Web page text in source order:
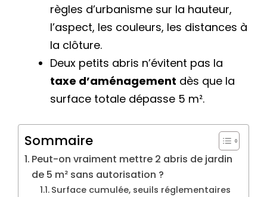
règles d’urbanisme sur la hauteur,
l’aspect, les couleurs, les distances à
la clôture.
Deux petits abris n’évitent pas la
taxe d’aménagement dès que la
surface totale dépasse 5 m².
Sommaire
Peut-on vraiment mettre 2 abris de jardin
de 5 m² sans autorisation ?
Surface cumulée, seuils réglementaires